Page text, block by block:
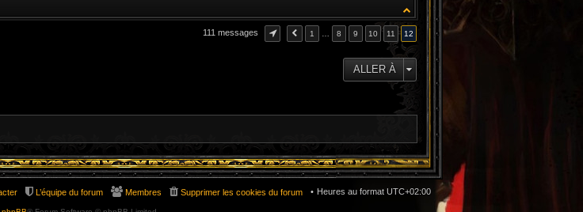
111 messages 1 8 9 10 11 12
ALLER À
Heures au format UTC+02:00
Supprimer les cookies du forum
Membres
L’équipe du forum